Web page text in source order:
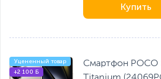
Купить
Уцененный товар
+2 100 Б
Смартфон POCO